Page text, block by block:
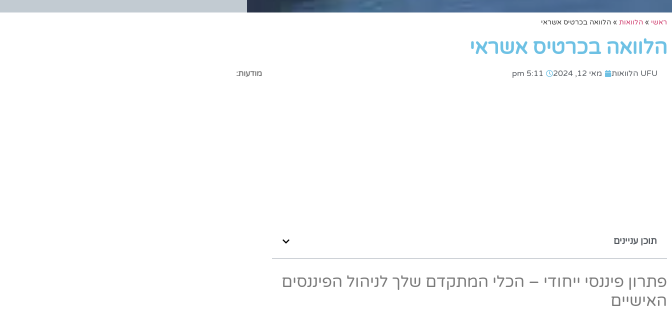
ראשי » הלוואות » הלוואה בכרטיס אשראי
הלוואה בכרטיס אשראי
UFU הלוואות מאי 12, 2024 5:11 pm
תוכן עניינים
פתרון פיננסי ייחודי – הכלי המתקדם שלך לניהול הפיננסים
האישיים
מודעות: